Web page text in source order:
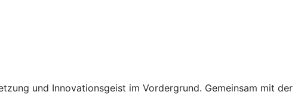
und Innovationsgeist im Vordergrund. Gemeinsam mit der